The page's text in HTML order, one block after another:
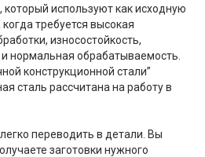
который используют как исходную
требуется высокая
износостойкость,
нормальная обрабатываемость.
конструкционной стали”
сталь рассчитана на работу в
переводить в детали. Вы
заготовки нужного